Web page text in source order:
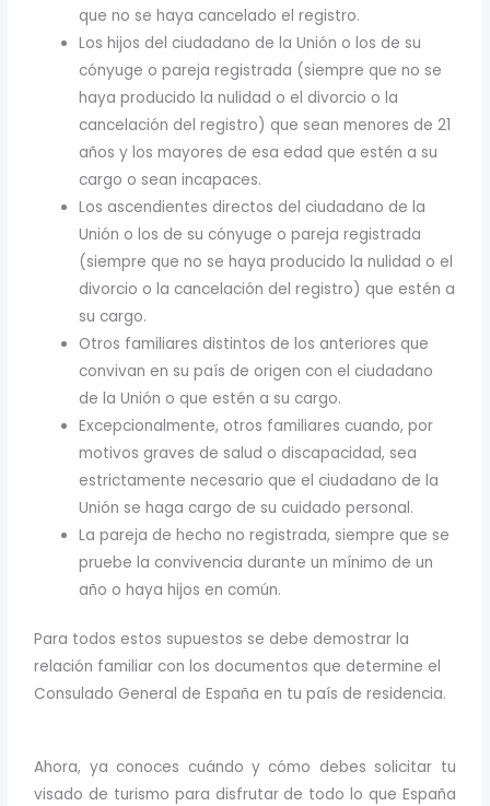
que no se haya cancelado el registro.
Los hijos del ciudadano de la Unión o los de su
cónyuge o pareja registrada (siempre que no se
haya producido la nulidad o el divorcio o la
cancelación del registro) que sean menores de 21
años y los mayores de esa edad que estén a su
cargo o sean incapaces.
Los ascendientes directos del ciudadano de la
Unión o los de su cónyuge o pareja registrada
(siempre que no se haya producido la nulidad o el
divorcio o la cancelación del registro) que estén a
su cargo.
Otros familiares distintos de los anteriores que
convivan en su país de origen con el ciudadano
de la Unión o que estén a su cargo.
Excepcionalmente, otros familiares cuando, por
motivos graves de salud o discapacidad, sea
estrictamente necesario que el ciudadano de la
Unión se haga cargo de su cuidado personal.
La pareja de hecho no registrada, siempre que se
pruebe la convivencia durante un mínimo de un
año o haya hijos en común.
Para todos estos supuestos se debe demostrar la
relación familiar con los documentos que determine el
Consulado General de España en tu país de residencia.
Ahora, ya conoces cuándo y cómo debes solicitar tu
visado de turismo para disfrutar de todo lo que España